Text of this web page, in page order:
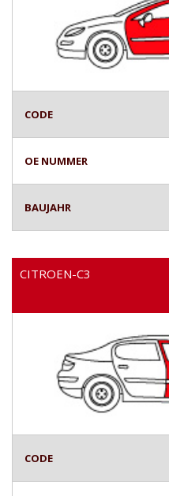
CODE
OE NUMMER
BAUJAHR
CITROEN-C3
CODE